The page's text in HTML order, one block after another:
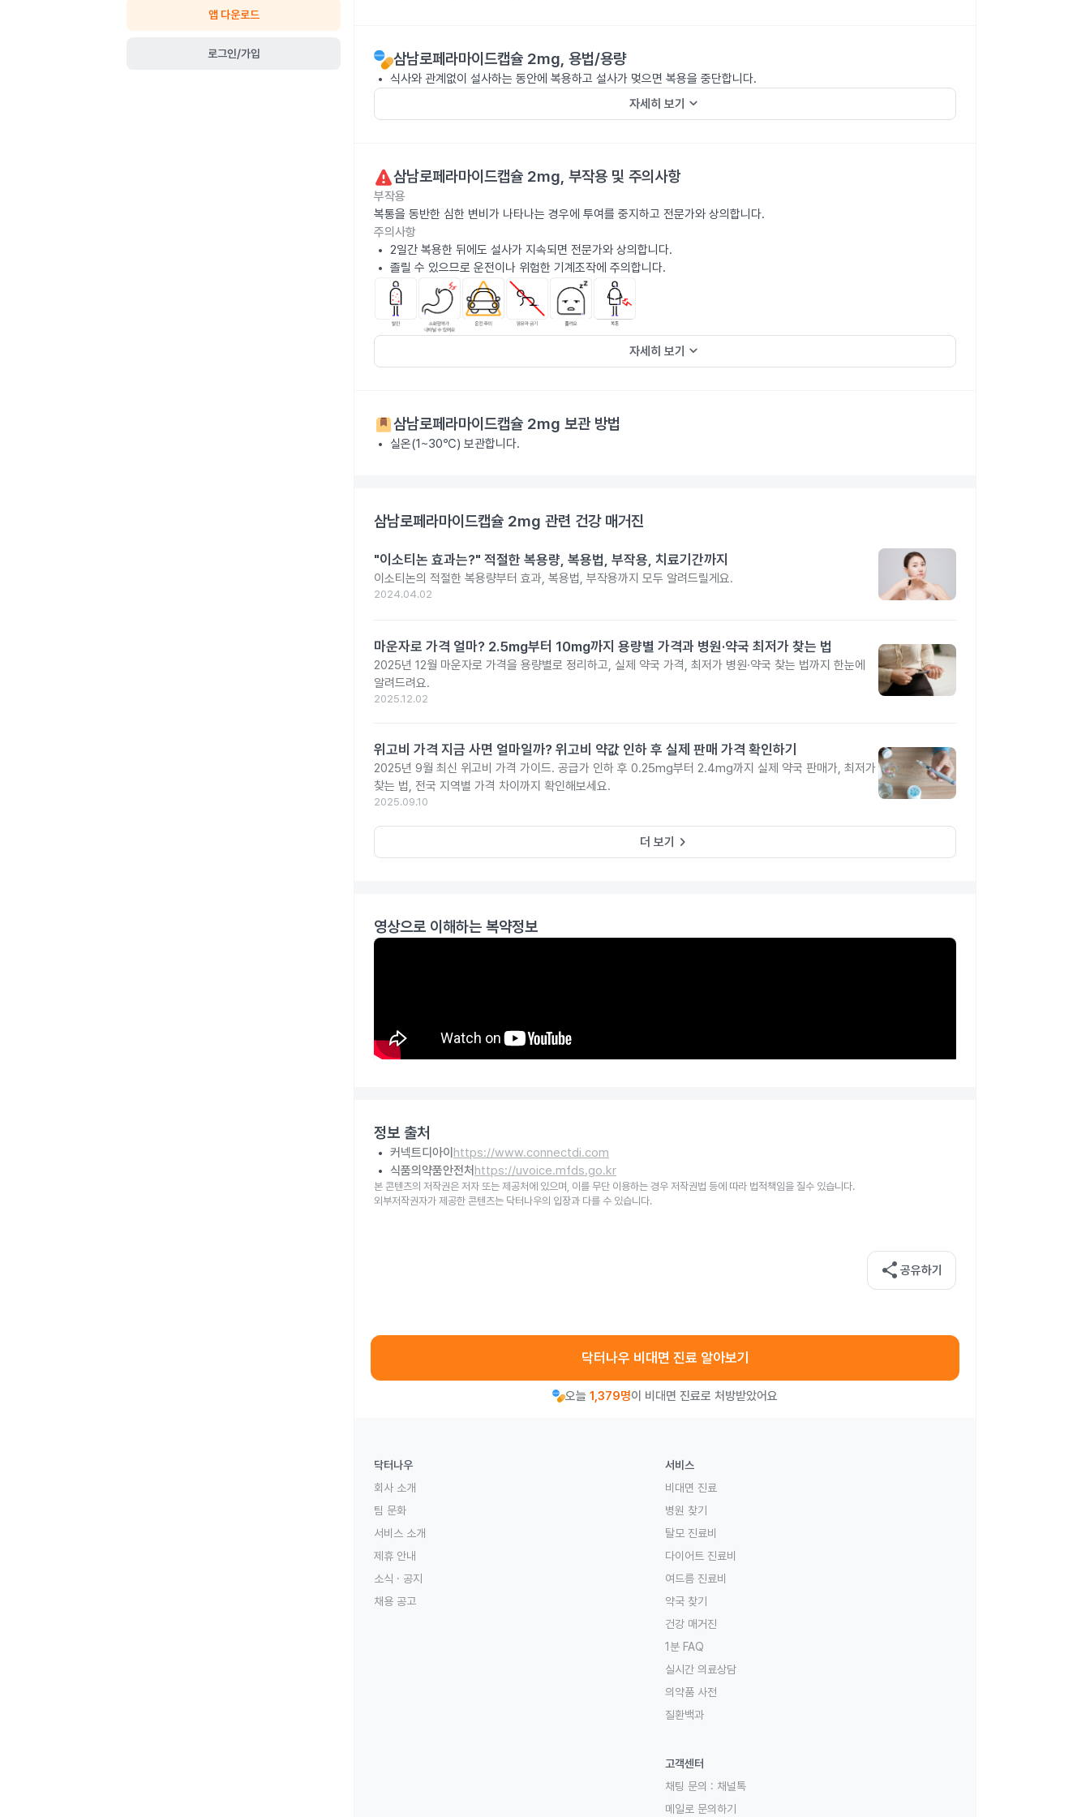
앱 다운로드
로그인/가입 삼남로페라마이드캡슐 2mg, 용법/용량
식사와 관계없이 설사하는 동안에 복용하고 설사가 멎으면 복용을 중단합니다.
자세히 보기 keyboard_arrow_down
삼남로페라마이드캡슐 2mg, 부작용 및 주의사항
부작용
복통을 동반한 심한 변비가 나타나는 경우에 투여를 중지하고 전문가와 상의합니다.
주의사항
2일간 복용한 뒤에도 설사가 지속되면 전문가와 상의합니다.
졸릴 수 있으므로 운전이나 위험한 기계조작에 주의합니다.
자세히 보기 keyboard_arrow_down
삼남로페라마이드캡슐 2mg 보관 방법
실온(1~30℃) 보관합니다.
삼남로페라마이드캡슐 2mg 관련 건강 매거진
"이소티논 효과는?" 적절한 복용량, 복용법, 부작용, 치료기간까지
이소티논의 적절한 복용량부터 효과, 복용법, 부작용까지 모두 알려드릴게요.
2024.04.02
마운자로 가격 얼마? 2.5mg부터 10mg까지 용량별 가격과 병원·약국 최저가 찾는 법
2025년 12월 마운자로 가격을 용량별로 정리하고, 실제 약국 가격, 최저가 병원·약국 찾는 법까지 한눈에
알려드려요.
2025.12.02
위고비 가격 지금 사면 얼마일까? 위고비 약값 인하 후 실제 판매 가격 확인하기
2025년 9월 최신 위고비 가격 가이드. 공급가 인하 후 0.25mg부터 2.4mg까지 실제 약국 판매가, 최저가
찾는 법, 전국 지역별 가격 차이까지 확인해보세요.
2025.09.10
더 보기 keyboard_arrow_right
영상으로 이해하는 복약정보
정보 출처
커넥트디아이 https://www.connectdi.com
식품의약품안전처 https://uvoice.mfds.go.kr
본 콘텐츠의 저작권은 저자 또는 제공처에 있으며, 이를 무단 이용하는 경우 저작권법 등에 따라 법적책임을 질수 있습니다.
외부저작권자가 제공한 콘텐츠는 닥터나우의 입장과 다를 수 있습니다.
share 공유하기
닥터나우 비대면 진료 알아보기
오늘 1,379명이 비대면 진료로 처방받았어요
닥터나우
회사 소개
팀 문화
서비스 소개
제휴 안내
소식 · 공지
채용 공고
서비스
비대면 진료
병원 찾기
탈모 진료비
다이어트 진료비
여드름 진료비
약국 찾기
건강 매거진
1분 FAQ
실시간 의료상담
의약품 사전
질환백과
고객센터
채팅 문의 : 채널톡
메일로 문의하기